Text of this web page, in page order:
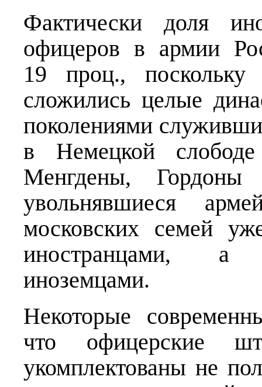
Фактически доля
офицеров в армии
19 проц.,
сложились целые
поколениями
в Немецкой
Менгдены,
увольнявшиеся
московских семей
иностранцами, а
иноземцами.
Некоторые
что офицерские
укомплектованы не